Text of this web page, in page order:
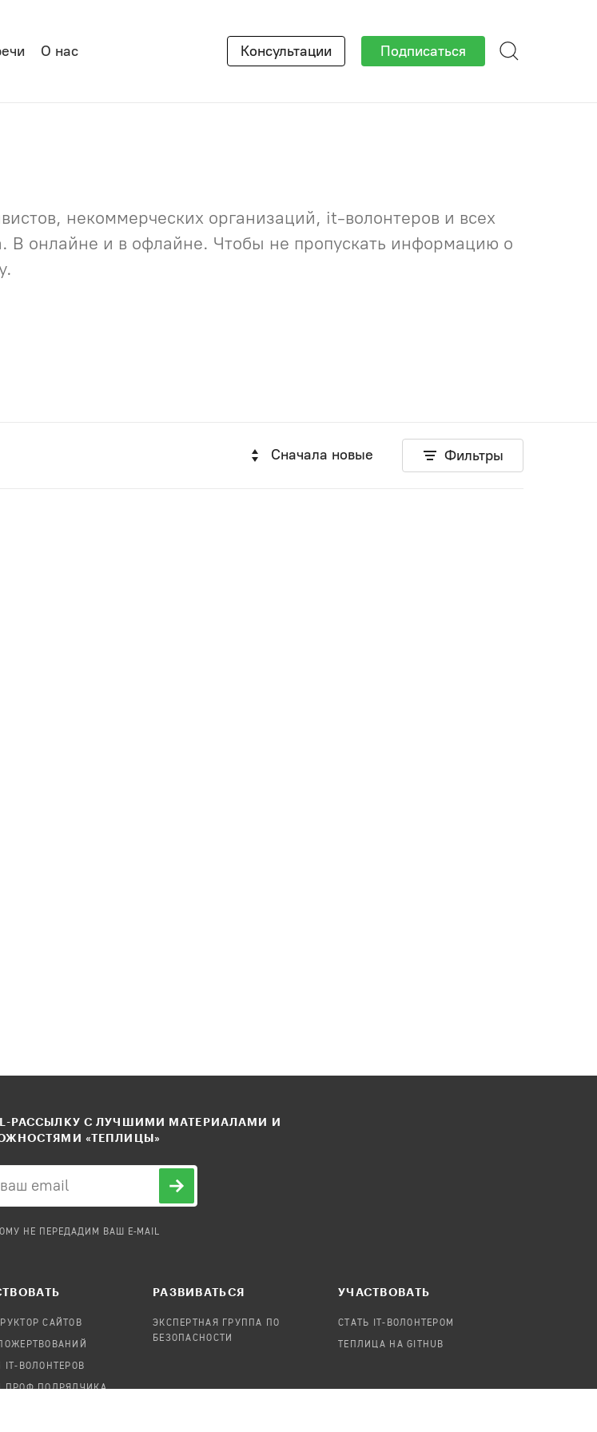
О нас Консультации Подписаться
некоммерческих организаций, it-волонтеров и всех
В онлайне и в офлайне. Чтобы не пропускать информацию о
Сначала новые Фильтры
РАССЫЛКУ С ЛУЧШИМИ МАТЕРИАЛАМИ И
«ТЕПЛИЦЫ»
НЕ ПЕРЕДАДИМ ВАШ E-MAIL
САЙТОВ
IT-ВОЛОНТЕРОВ
ПРОФ.ПОДРЯДЧИКА
РАЗВИВАТЬСЯ
ЭКСПЕРТНАЯ ГРУППА ПО
БЕЗОПАСНОСТИ
УЧАСТВОВАТЬ
СТАТЬ IT-ВОЛОНТЕРОМ
ТЕПЛИЦА НА GITHUB